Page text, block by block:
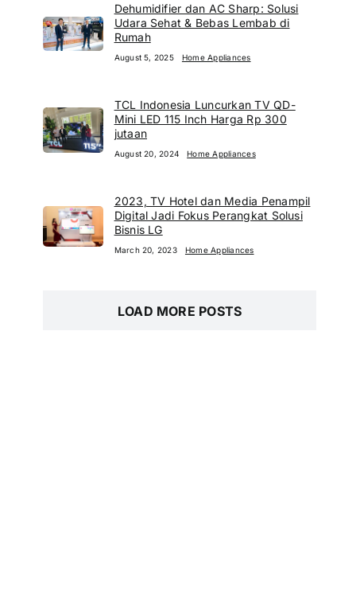
Dehumidifier dan AC Sharp: Solusi
Udara Sehat & Bebas Lembab di
Rumah
August 5, 2025 Home Appliances
TCL Indonesia Luncurkan TV QD-
Mini LED 115 Inch Harga Rp 300
jutaan
August 20, 2024 Home Appliances
2023, TV Hotel dan Media Penampil
Digital Jadi Fokus Perangkat Solusi
Bisnis LG
March 20, 2023 Home Appliances
LOAD MORE POSTS